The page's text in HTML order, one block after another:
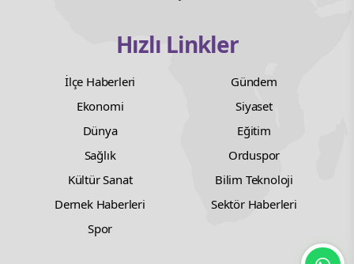
Hızlı Linkler
İlçe Haberleri
Gündem
Ekonomi
Siyaset
Dünya
Eğitim
Sağlık
Orduspor
Kültür Sanat
Bilim Teknoloji
Dernek Haberleri
Sektör Haberleri
Spor